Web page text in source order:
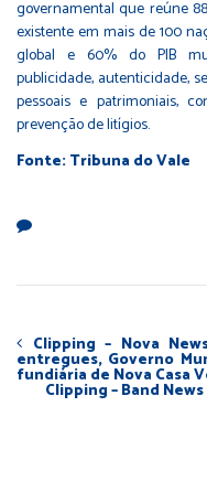
governamental que reúne
existente em mais de 100
global e 60% do PIB
publicidade, autenticidade,
pessoais e patrimoniais,
prevenção de litígios.
Fonte: Tribuna do Vale
Clipping – Nova
entregues, Governo
fundiária de Nova Casa
Clipping – Band